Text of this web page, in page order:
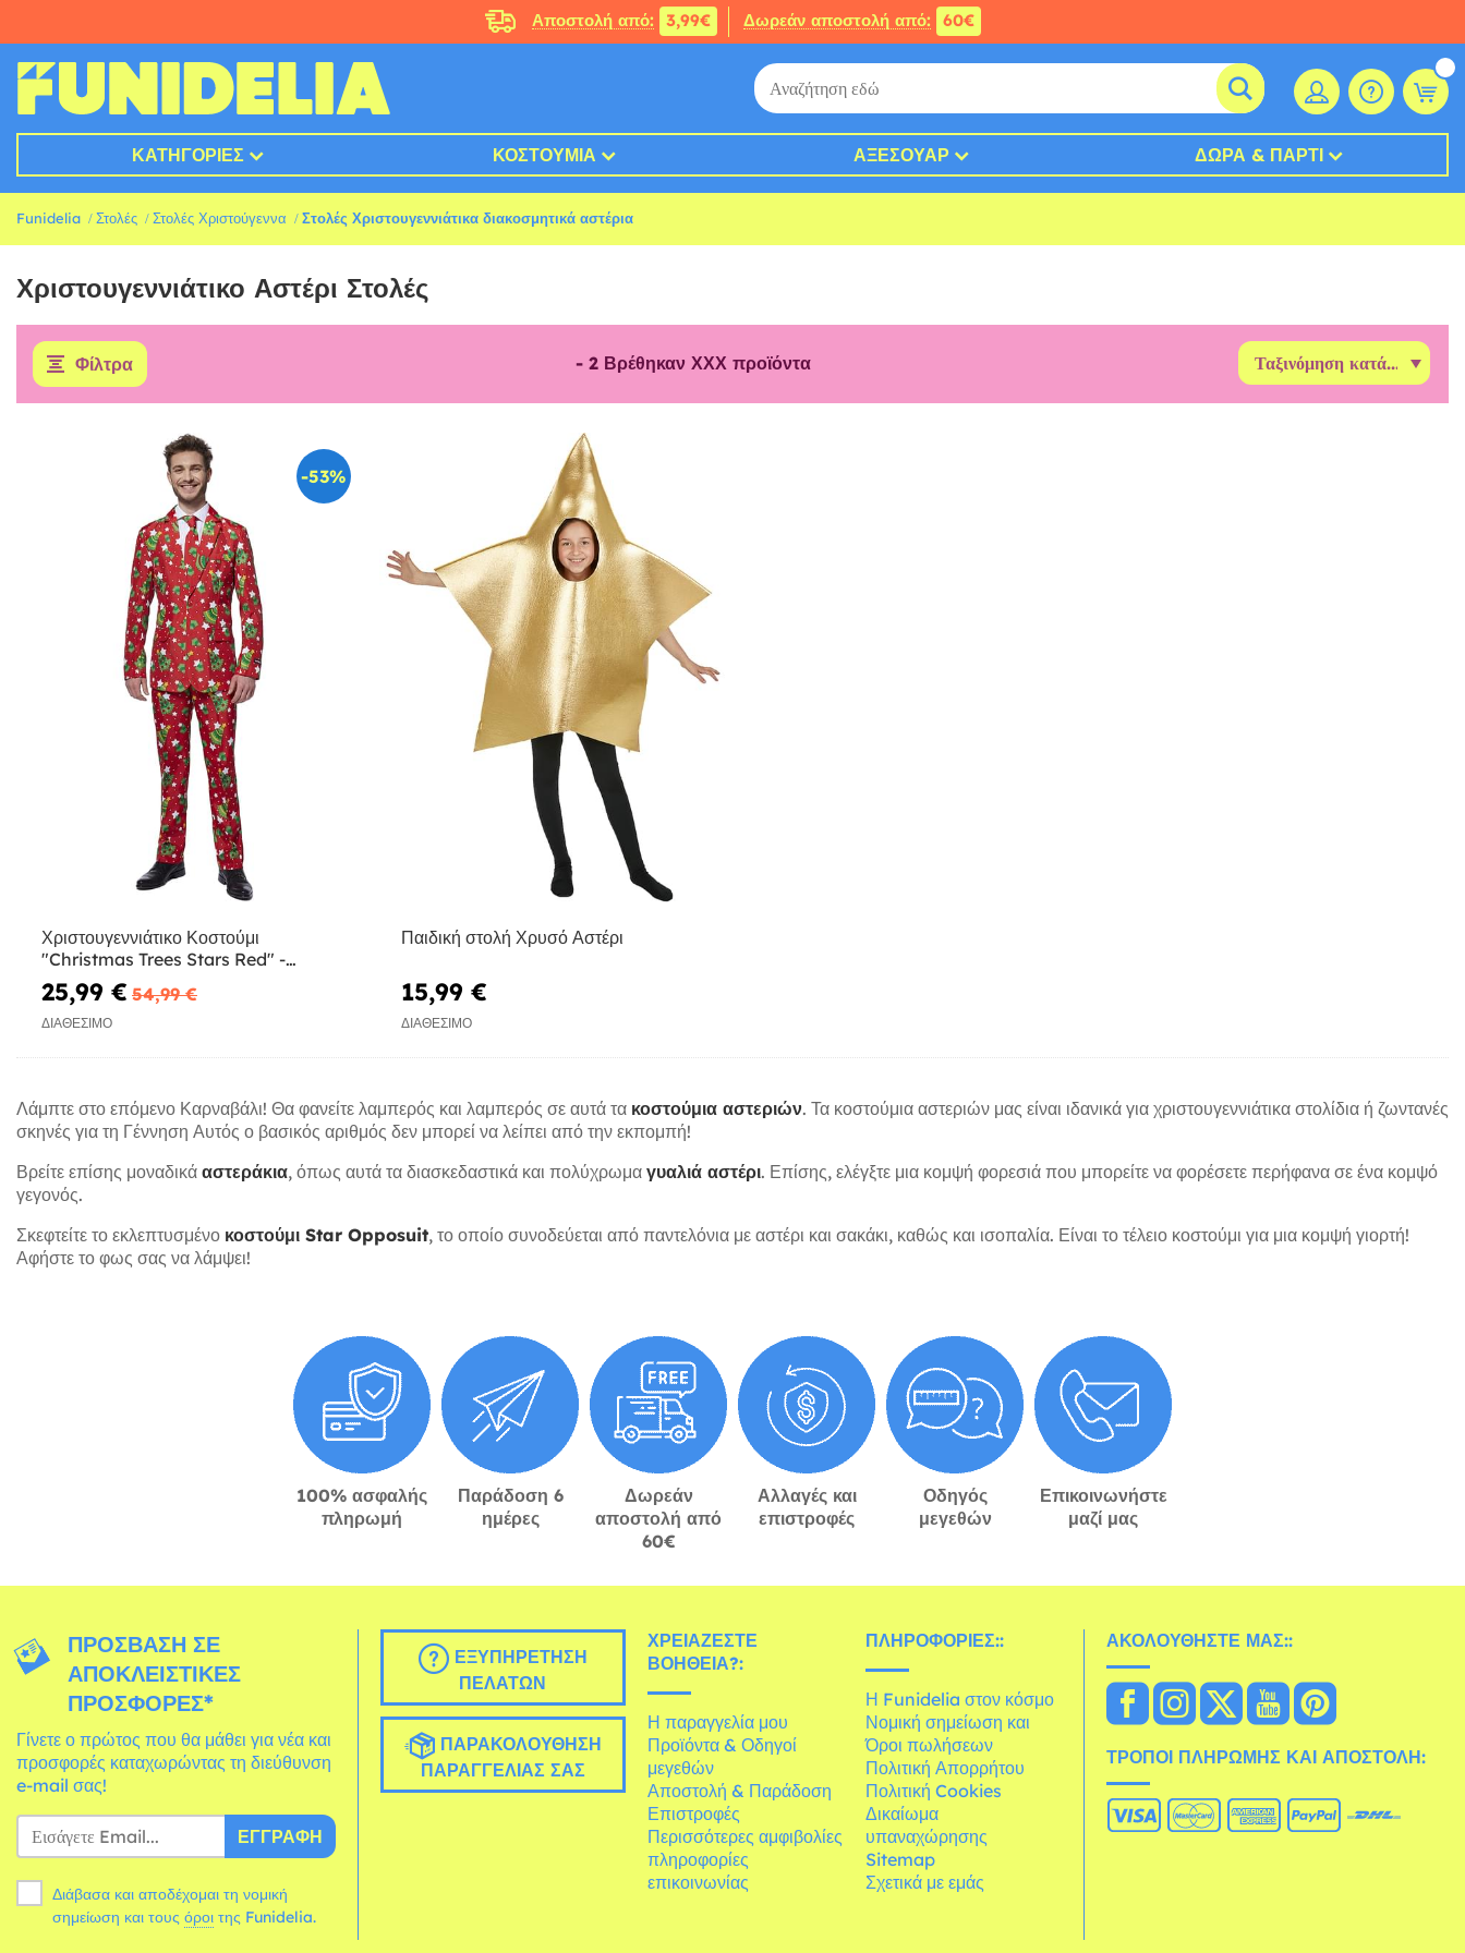
Αποστολή από: 3,99€ Δωρεάν αποστολή από: 60€
ΚΑΤΗΓΟΡΊΕΣ ΚΟΣΤΟΎΜΙΑ ΑΞΕΣΟΥΆΡ ΔΏΡΑ & ΠΆΡΤΙ
Funidelia Στολές Στολές Χριστούγεννα Στολές Χριστουγεννιάτικα διακοσμητικά αστέρια
Χριστουγεννιάτικο Αστέρι Στολές
Φίλτρα - 2Βρέθηκαν ΧΧΧ προϊόντα
-53%
Χριστουγεννιάτικο Κοστούμι
"Christmas Trees Stars Red" -
Suitmeister
25,99 € 54,99 €
ΔΙΑΘΈΣΙΜΟ
Παιδική στολή Χρυσό Αστέρι
15,99 €
ΔΙΑΘΈΣΙΜΟ
Λάμπτε στο επόμενο Καρναβάλι! Θα φανείτε λαμπερός και λαμπερός σε αυτά τα κοστούμια αστεριών. Τα κοστούμια αστεριών μας είναι ιδανικά για χριστουγεννιάτικα στολίδια ή ζωντανές
σκηνές για τη Γέννηση Αυτός ο βασικός αριθμός δεν μπορεί να λείπει από την εκπομπή!
Βρείτε επίσης μοναδικά αστεράκια, όπως αυτά τα διασκεδαστικά και πολύχρωμα γυαλιά αστέρι. Επίσης, ελέγξτε μια κομψή φορεσιά που μπορείτε να φορέσετε περήφανα σε ένα κομψό
γεγονός.
Σκεφτείτε το εκλεπτυσμένο κοστούμι Star Opposuit, το οποίο συνοδεύεται από παντελόνια με αστέρι και σακάκι, καθώς και ισοπαλία. Είναι το τέλειο κοστούμι για μια κομψή γιορτή!
Αφήστε το φως σας να λάμψει!
100% ασφαλής
πληρωμή
Παράδοση 6
ημέρες
Δωρεάν
αποστολή από
60€
Αλλαγές και
επιστροφές
Οδηγός
μεγεθών
Επικοινωνήστε
μαζί μας
ΠΡΌΣΒΑΣΗ ΣΕ
ΑΠΟΚΛΕΙΣΤΙΚΈΣ
ΠΡΟΣΦΟΡΈΣ*
Γίνετε ο πρώτος που θα μάθει για νέα και
προσφορές καταχωρώντας τη διεύθυνση
e-mail σας!
ΕΓΓΡΑΦΉ
Διάβασα και αποδέχομαι τη νομική
σημείωση και τους όροι της Funidelia.
ΕΞΥΠΗΡΈΤΗΣΗ
ΠΕΛΑΤΏΝ
ΠΑΡΑΚΟΛΟΎΘΗΣΗ
ΠΑΡΑΓΓΕΛΊΑΣ ΣΑΣ
ΧΡΕΙΆΖΕΣΤΕ
ΒΟΉΘΕΙΑ?:
Η παραγγελία μου
Προϊόντα & Οδηγοί
μεγεθών
Αποστολή & Παράδοση
Επιστροφές
Περισσότερες αμφιβολίες
πληροφορίες
επικοινωνίας
ΠΛΗΡΟΦΟΡΊΕΣ::
Η Funidelia στον κόσμο
Νομική σημείωση και
Όροι πωλήσεων
Πολιτική Απορρήτου
Πολιτική Cookies
Δικαίωμα
υπαναχώρησης
Sitemap
Σχετικά με εμάς
ΑΚΟΛΟΥΘΉΣΤΕ ΜΑΣ::
ΤΡΌΠΟΙ ΠΛΗΡΩΜΉΣ ΚΑΙ ΑΠΟΣΤΟΛΉ: